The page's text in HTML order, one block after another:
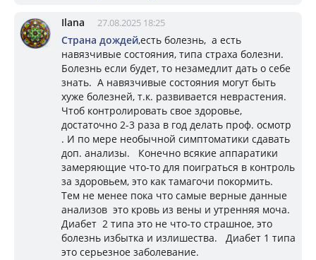
Ilana 27.08.2025 18:25
Страна дождей,есть болезнь, а есть
навязчивые состояния, типа страха болезни.
Болезнь если будет, то незамедлит дать о себе
знать. А навязчивые состояния могут быть
хуже болезней, т.к. развивается неврастения.
Чтоб контролировать свое здоровье,
достаточно 2-3 раза в год делать проф. осмотр
. И по мере необычной симптоматики сдавать
доп. анализы. Конечно всякие аппаратики
замеряющие что-то для поиграться в контроль
за здоровьем, это как тамагочи покормить.
Тем не менее пока что самые верные данные
анализов это кровь из вены и утренняя моча.
Диабет 2 типа это не что-то страшное, это
болезнь избытка и излишества. Диабет 1 типа
это серьезное заболевание.